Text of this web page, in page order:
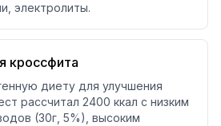
электролиты.
кроссфита
диету для улучшения
рассчитал 2400 ккал с низким
(30г, 5%), высоким